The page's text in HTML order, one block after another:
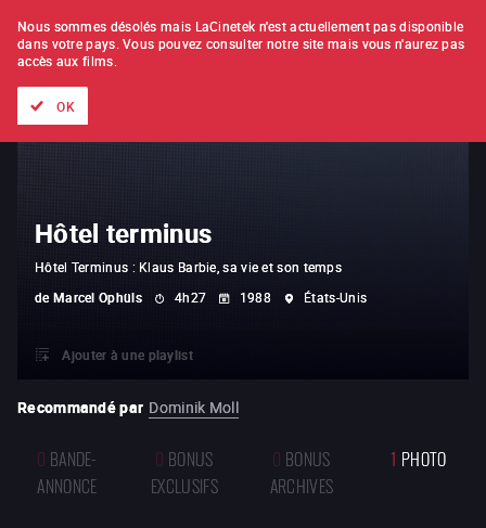
À L'UNITÉ ABONNEMENT
Hôtel terminus
Hôtel Terminus : Klaus Barbie, sa vie et son temps
de Marcel Ophüls 4h27 1988 États-Unis
Ajouter à une playlist
Recommandé par Dominik Moll
0 BANDE-
ANNONCE
0 BONUS
EXCLUSIFS
0 BONUS
ARCHIVES
1 PHOTO
Nous sommes désolés mais LaCinetek n'est actuellement pas disponible
dans votre pays. Vous pouvez consulter notre site mais vous n'aurez pas
accès aux films.
OK